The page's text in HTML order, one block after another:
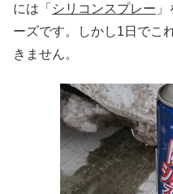
には「 シリコンスプレー
ーズです。しかし1日でこ
きません。